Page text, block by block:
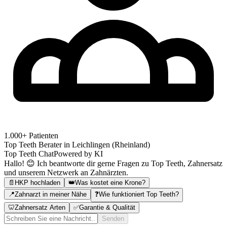
1.000+ Patienten
Top Teeth Berater in Leichlingen (Rheinland)
Top Teeth ChatPowered by KI
Hallo! 😊 Ich beantworte dir gerne Fragen zu Top Teeth, Zahnersatz
und unserem Netzwerk an Zahnärzten.
📄 HKP hochladen 👑Was kostet eine Krone?
📍Zahnarzt in meiner Nähe ❓Wie funktioniert Top Teeth?
🦷Zahnersatz Arten ✅Garantie & Qualität
Senden